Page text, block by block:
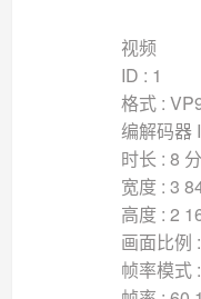
视频
ID : 1
格式 :
编解码器
时长 : 8
宽度 : 3
高度 : 2
画面比例
帧率模式